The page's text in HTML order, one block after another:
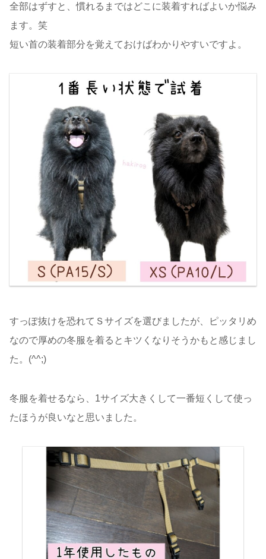
全部はずすと、慣れるまではどこに装着すればよいか悩み
ます。笑
短い首の装着部分を覚えておけばわかりやすいですよ。
すっぽ抜けを恐れてＳサイズを選びましたが、ピッタリめ
なので厚めの冬服を着るとキツくなりそうかもと感じまし
た。(^^;)
冬服を着せるなら、1サイズ大きくして一番短くして使っ
たほうが良いなと思いました。